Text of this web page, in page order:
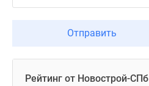
Отправить
Рейтинг от Новострой-СПб